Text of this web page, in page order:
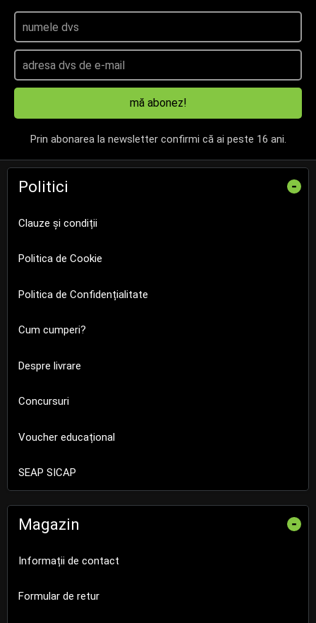
mă abonez!
Prin abonarea la newsletter confirmi că ai peste 16 ani.
Politici -
Clauze și condiții
Politica de Cookie
Politica de Confidențialitate
Cum cumperi?
Despre livrare
Concursuri
Voucher educațional
SEAP SICAP
Magazin -
Informații de contact
Formular de retur